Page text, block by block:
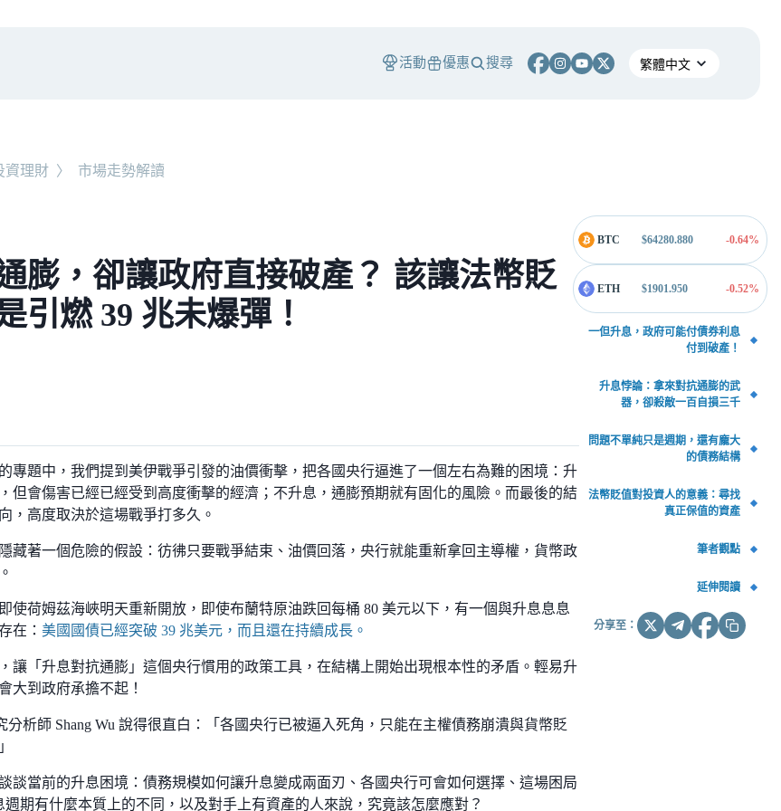
活動 優惠 搜尋
資理財 〉 市場走勢解讀
膨，卻讓政府直接破產？ 該讓法幣貶
引燃 39 兆未爆彈！
專題中，我們提到美伊戰爭引發的油價衝擊，把各國央行逼進了一個左右為難的困境：升
但會傷害已經已經受到高度衝擊的經濟；不升息，通膨預期就有固化的風險。而最後的結
，高度取決於這場戰爭打多久。
藏著一個危險的假設：彷彿只要戰爭結束、油價回落，央行就能重新拿回主導權，貨幣政
使荷姆茲海峽明天重新開放，即使布蘭特原油跌回每桶 80 美元以下，有一個與升息息息
在： 美國國債已經突破 39 兆美元，而且還在持續成長。
讓「升息對抗通膨」這個央行慣用的政策工具，在結構上開始出現根本性的矛盾。輕易升
大到政府承擔不起！
分析師 Shang Wu 說得很直白：「各國央行已被逼入死角，只能在主權債務崩潰與貨幣貶
談當前的升息困境：債務規模如何讓升息變成兩面刃、各國央行可會如何選擇、這場困局
週期有什麼本質上的不同，以及對手上有資產的人來說，究竟該怎麼應對？
BTC $64280.880 -0.64%
ETH $1901.950 -0.52%
一但升息，政府可能付債券利息
付到破產！
升息悖論：拿來對抗通膨的武
器，卻殺敵一百自損三千
問題不單純只是週期，還有龐大
的債務結構
法幣貶值對投資人的意義：尋找
真正保值的資產
筆者觀點
延伸閱讀
分享至：